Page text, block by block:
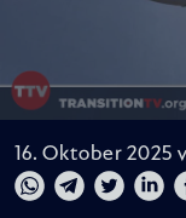
16. Oktober 2025